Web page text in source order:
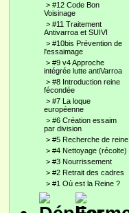
> #12 Code Bon
Voisinage
> #11 Traitement
Antivarroa et SUIVI
> #10bis Prévention de
l'essaimage
> #9 v4 Approche
intégrée lutte antiVarroa
> #8 Introduction reine
fécondée
> #7 La loque
européenne
> #6 Création essaim
par division
> #5 Recherche de reine
> #4 Nettoyage (récolte)
> #3 Nourrissement
> #2 Retrait des cadres
> #1 Où est la Reine ?